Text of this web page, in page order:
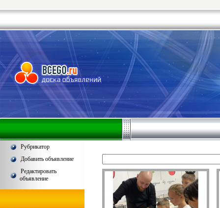
Рубрикатор
Добавить объявление
Редактировать
объявление